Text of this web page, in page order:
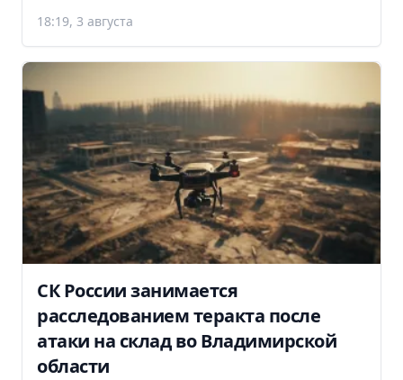
18:19, 3 августа
СК России занимается
расследованием теракта после
атаки на склад во Владимирской
области